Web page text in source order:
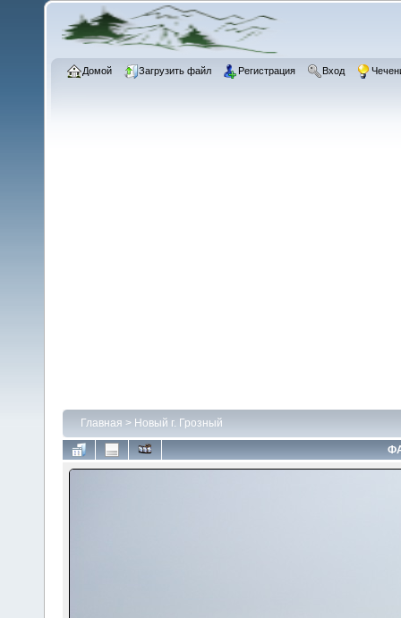
Домой Загрузить файл Регистрация Вход
Главная > Новый г. Грозный